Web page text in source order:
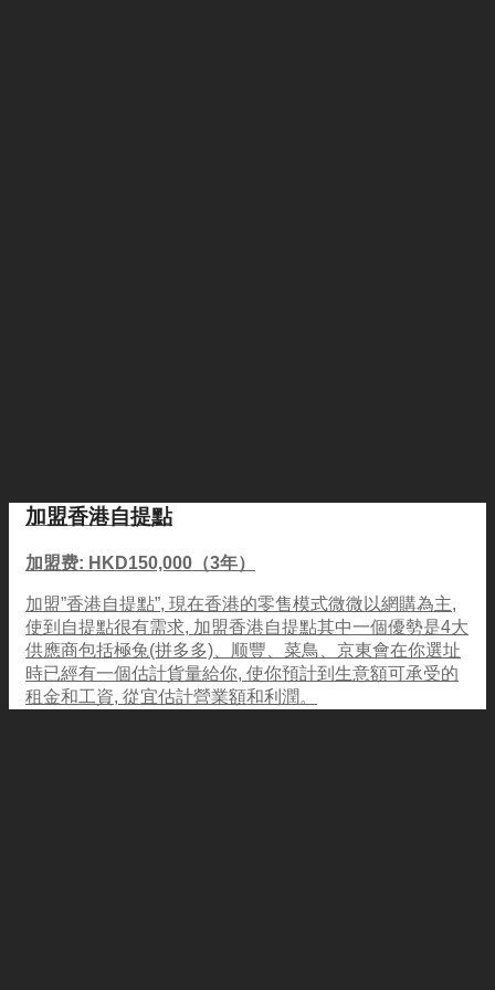
加盟香港自提點
加盟费: HKD150,000（3年）
加盟”香港自提點”, 現在香港的零售模式微微以網購為主,
使到自提點很有需求, 加盟香港自提點其中一個優勢是4大
供應商包括極兔(拼多多)、顺豐、菜鳥、京東會在你選址
時已經有一個估計貨量給你, 使你預計到生意額可承受的
租金和工資, 從宜估計營業額和利潤。